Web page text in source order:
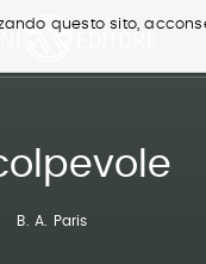
questo sito,
B. A. Paris